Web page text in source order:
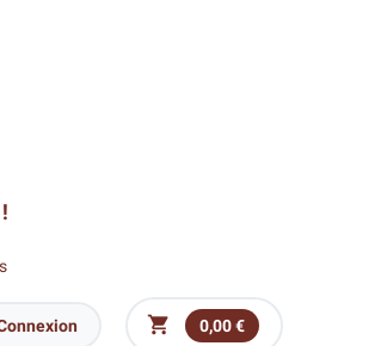
 0,00 €